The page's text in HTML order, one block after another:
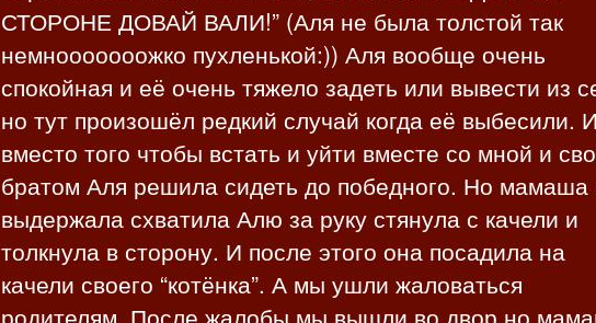
СТОРОНЕ ДОВАЙ ВАЛИ!” (Аля не была толстой так
немнооооооожко пухленькой:)) Аля вообще очень
спокойная и её очень тяжело задеть или вывести из
но тут произошёл редкий случай когда её выбесили. И
вместо того чтобы встать и уйти вместе со мной и
братом Аля решила сидеть до победного. Но мамаша
выдержала схватила Алю за руку стянула с качели и
толкнула в сторону. И после этого она посадила на
качели своего “котёнка”. А мы ушли жаловаться